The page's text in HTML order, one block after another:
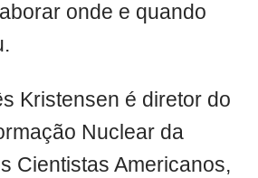
onde e quando
Kristensen é diretor do
Nuclear da
Cientistas Americanos,